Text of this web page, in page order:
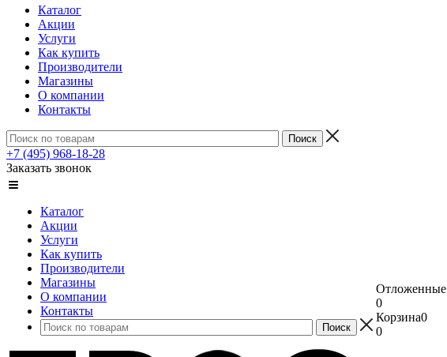
Каталог
Акции
Услуги
Как купить
Производители
Магазины
О компании
Контакты
+7 (495) 968-18-28
Заказать звонок
Каталог
Акции
Услуги
Как купить
Производители
Магазины
О компании
Контакты
Отложенные
0
Корзина0
0